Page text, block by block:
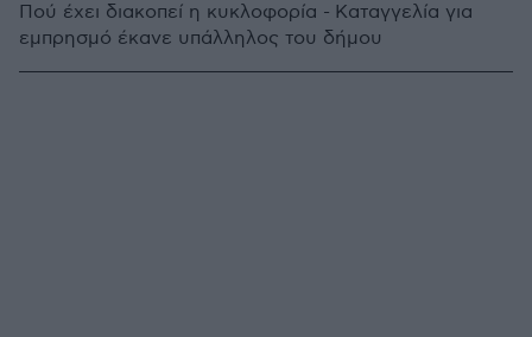
Πού έχει διακοπεί η κυκλοφορία - Καταγγελία για
εμπρησμό έκανε υπάλληλος του δήμου